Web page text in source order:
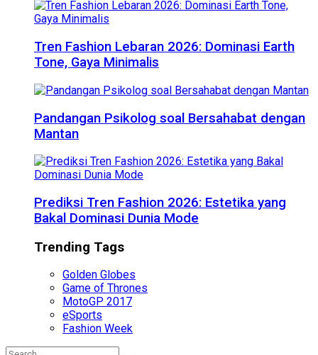
Tren Fashion Lebaran 2026: Dominasi Earth
Tone, Gaya Minimalis
Pandangan Psikolog soal Bersahabat dengan
Mantan
Prediksi Tren Fashion 2026: Estetika yang
Bakal Dominasi Dunia Mode
Trending Tags
Golden Globes
Game of Thrones
MotoGP 2017
eSports
Fashion Week